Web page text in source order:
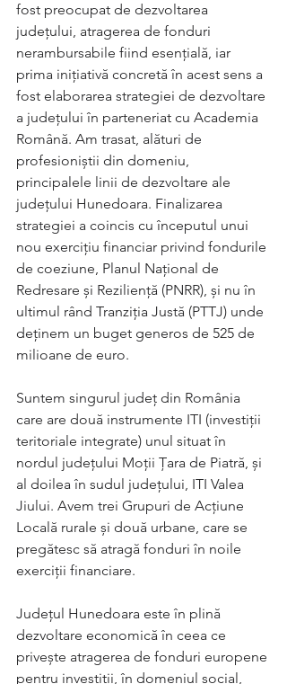
fost preocupat de dezvoltarea
județului, atragerea de fonduri
nerambursabile fiind esențială, iar
prima inițiativă concretă în acest sens a
fost elaborarea strategiei de dezvoltare
a județului în parteneriat cu Academia
Română. Am trasat, alături de
profesioniștii din domeniu,
principalele linii de dezvoltare ale
județului Hunedoara. Finalizarea
strategiei a coincis cu începutul unui
nou exercițiu financiar privind fondurile
de coeziune, Planul Național de
Redresare și Reziliență (PNRR), și nu în
ultimul rând Tranziția Justă (PTTJ) unde
deținem un buget generos de 525 de
milioane de euro.
Suntem singurul județ din România
care are două instrumente ITI (investiții
teritoriale integrate) unul situat în
nordul județului Moții Țara de Piatră, și
al doilea în sudul județului, ITI Valea
Jiului. Avem trei Grupuri de Acțiune
Locală rurale și două urbane, care se
pregătesc să atragă fonduri în noile
exerciții financiare.
Județul Hunedoara este în plină
dezvoltare economică în ceea ce
privește atragerea de fonduri europene
pentru investiții, în domeniul social,